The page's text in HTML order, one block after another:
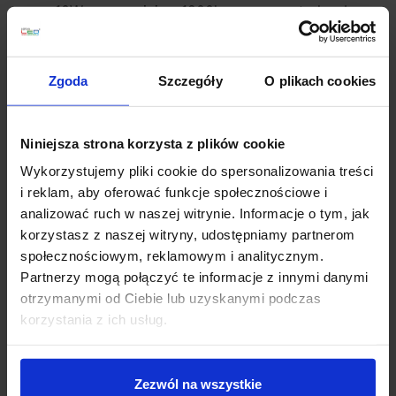
Zgoda Szczegóły O plikach cookies
Niniejsza strona korzysta z plików cookie
Wykorzystujemy pliki cookie do spersonalizowania treści
i reklam, aby oferować funkcje społecznościowe i
analizować ruch w naszej witrynie. Informacje o tym, jak
korzystasz z naszej witryny, udostępniamy partnerom
społecznościowym, reklamowym i analitycznym.
Partnerzy mogą połączyć te informacje z innymi danymi
otrzymanymi od Ciebie lub uzyskanymi podczas
korzystania z ich usług.
Zezwól na wszystkie
mocy 10W zapewniając 1200lm oraz neutralną barwę
światła 4000K. Posiada klasę szczelności IP54, nie
wymaga okablowania. Sprawdzi się wszędzie tam,
gdzie nie ma możliwości doprowadzenia prądu. Czujnik
parkingu, ogrodu, roślin, garażu, tarasu itp.
Parametry techniczne:
Źródło światła LED
Barwa światła 4000K - biała neutralna
Strumień światła 1200lm
Odwzorowanie barw CRI>80
Zasilanie: bateria 3,7V / 3000mAh - solar
(niewymienna)
Długość 17,8 cm
Głębokość 14 cm